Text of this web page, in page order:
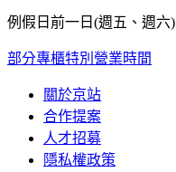
例假日前一日(週五、週六)
部分專櫃特別營業時間
關於京站
合作提案
人才招募
隱私權政策